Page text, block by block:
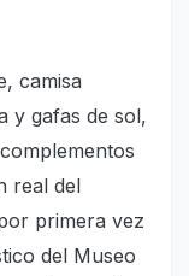
camisa
y gafas de sol,
real del
primera vez
del Museo